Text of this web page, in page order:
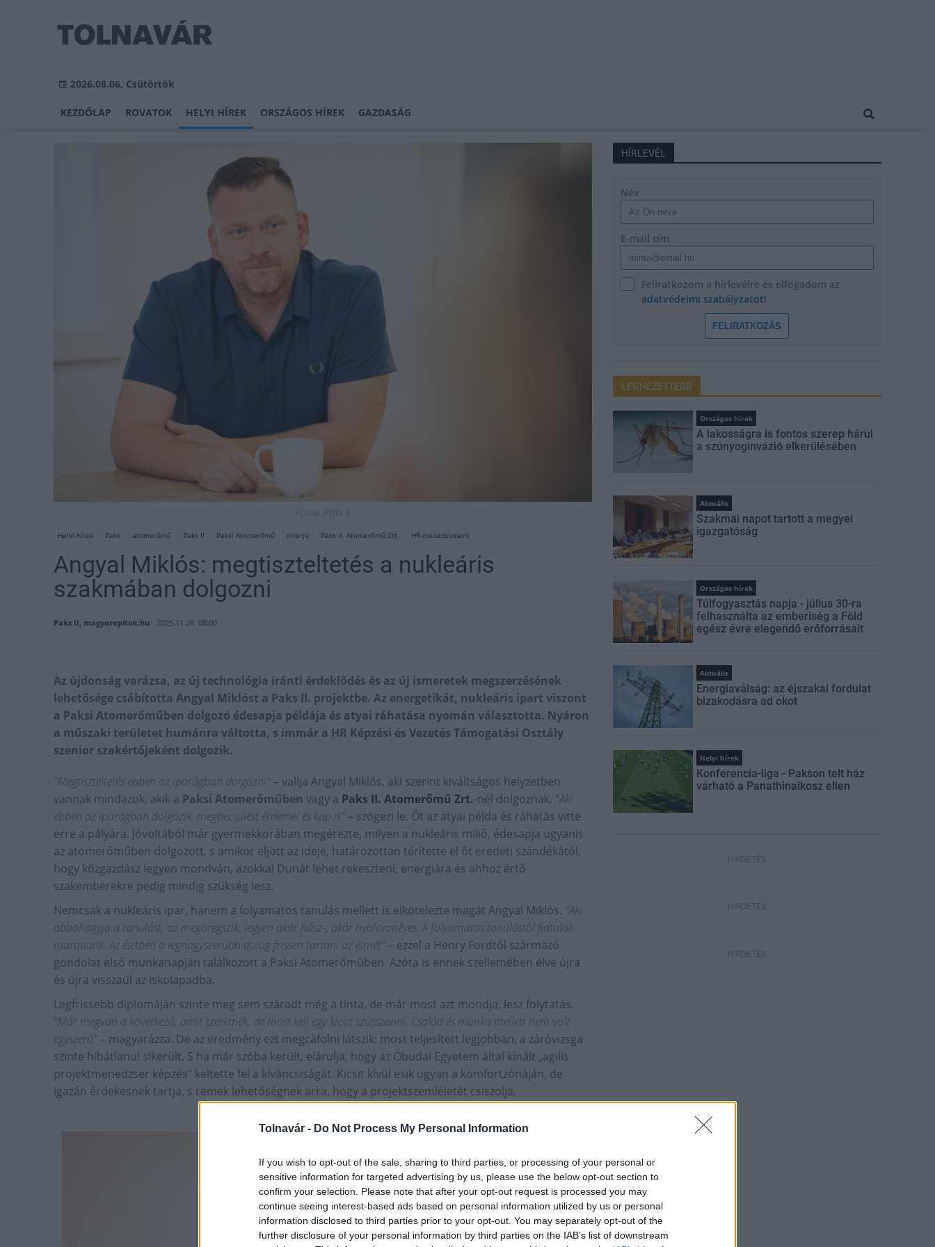
Tolnavár - Do Not Process My Personal Information
If you wish to opt-out of the sale, sharing to third parties, or processing of your personal or
sensitive information for targeted advertising by us, please use the below opt-out section to
confirm your selection. Please note that after your opt-out request is processed you may
continue seeing interest-based ads based on personal information utilized by us or personal
information disclosed to third parties prior to your opt-out. You may separately opt-out of the
further disclosure of your personal information by third parties on the IAB’s list of downstream
2026.08.06, Csütörtök
KEZDŐLAP ROVATOK HELYI HÍREK ORSZÁGOS HÍREK GAZDASÁG
Fotók: Paks II
Helyi hírek Paks atomerőmű Paks II Paksi Atomerőmű interjú Paks II. Atomerőmű Zrt. HR-menedzsment
Angyal Miklós: megtiszteltetés a nukleáris
szakmában dolgozni
Paks II, magyarepitok.hu 2025.11.26. 08:00
Az újdonság varázsa, az új technológia iránti érdeklődés és az új ismeretek megszerzésének
lehetősége csábította Angyal Miklóst a Paks II. projektbe. Az energetikát, nukleáris ipart viszont
a Paksi Atomerőműben dolgozó édesapja példája és atyai ráhatása nyomán választotta. Nyáron
a műszaki területet humánra váltotta, s immár a HR Képzési és Vezetés Támogatási Osztály
szenior szakértőjeként dolgozik.
"Megtiszteltetés ebben az iparágban dolgozni" – vallja Angyal Miklós, aki szerint kiváltságos helyzetben
vannak mindazok, akik a Paksi Atomerőműben vagy a Paks II. Atomerőmű Zrt.-nél dolgoznak. "Aki
ebben az iparágban dolgozik, megbecsülést érdemel és kap is" – szögezi le. Őt az atyai példa és ráhatás vitte
erre a pályára. Jóvoltából már gyermekkorában megérezte, milyen a nukleáris miliő, édesapja ugyanis
az atomerőműben dolgozott, s amikor eljött az ideje, határozottan térítette el őt eredeti szándékától,
hogy közgazdász legyen mondván, azokkal Dunát lehet rekeszteni, energiára és ahhoz értő
szakemberekre pedig mindig szükség lesz.
Nemcsak a nukleáris ipar, hanem a folyamatos tanulás mellett is elkötelezte magát Angyal Miklós. "Aki
abbahagyja a tanulást, az megöregszik, legyen akár húsz-, akár nyolcvanéves. A folyamatos tanulástól fiatalok
maradunk. Az életben a legnagyszerűbb dolog frissen tartani az elmét" – ezzel a Henry Fordtól származó
gondolat első munkanapján találkozott a Paksi Atomerőműben. Azóta is ennek szellemében élve újra
és újra visszaül az iskolapadba.
Legfrissebb diplomáján szinte meg sem száradt még a tinta, de már most azt mondja, lesz folytatás.
"Már megvan a következő, amit szeretnék, de most kell egy kicsit szusszanni. Család és munka mellett nem volt
egyszerű" – magyarázza. De az eredmény ezt megcáfolni látszik: most teljesített legjobban, a záróvizsga
szinte hibátlanul sikerült. S ha már szóba került, elárulja, hogy az Óbudai Egyetem által kínált „agilis
projektmenedzser képzés” keltette fel a kíváncsiságát. Kicsit kívül esik ugyan a komfortzónáján, de
igazán érdekesnek tartja, s remek lehetőségnek arra, hogy a projektszemléletét csiszolja.
HÍRLEVÉL
Név
E-mail cím
Feliratkozom a hírlevélre és elfogadom az
adatvédelmi szabályzatot!
FELIRATKOZÁS
LEGNÉZETTEBB
Országos hírek
A lakosságra is fontos szerep hárul
a szúnyoginvázió elkerülésében
Aktuális
Szakmai napot tartott a megyei
igazgatóság
Országos hírek
Túlfogyasztás napja - július 30-ra
felhasználta az emberiség a Föld
egész évre elegendő erőforrásait
Aktuális
Energiaválság: az éjszakai fordulat
bizakodásra ad okot
Helyi hírek
Konferencia-liga - Pakson telt ház
várható a Panathinaikosz ellen
HIRDETÉS
HIRDETÉS
HIRDETÉS